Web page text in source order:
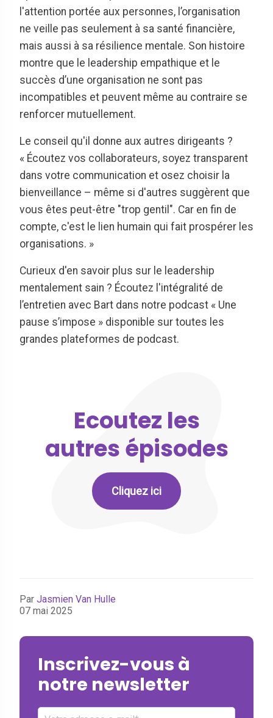
l'attention portée aux personnes, l’organisation
ne veille pas seulement à sa santé financière,
mais aussi à sa résilience mentale. Son histoire
montre que le leadership empathique et le
succès d’une organisation ne sont pas
incompatibles et peuvent même au contraire se
renforcer mutuellement.
Le conseil qu'il donne aux autres dirigeants ?
« Écoutez vos collaborateurs, soyez transparent
dans votre communication et osez choisir la
bienveillance – même si d'autres suggèrent que
vous êtes peut-être "trop gentil". Car en fin de
compte, c'est le lien humain qui fait prospérer les
organisations. »
Curieux d'en savoir plus sur le leadership
mentalement sain ? Écoutez l'intégralité de
l’entretien avec Bart dans notre podcast « Une
pause s’impose » disponible sur toutes les
grandes plateformes de podcast.
Ecoutez les
autres épisodes
Cliquez ici
Par Jasmien Van Hulle
07 mai 2025
Inscrivez-vous à
notre newsletter